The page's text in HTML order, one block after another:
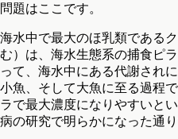
問題はここです。
海水中で最大のほ乳類である
む）は、海水生態系の捕食ピ
って、海水中にある代謝され
小魚、そして大魚に至る過程
ラで最大濃度になりやすいと
病の研究で明らかになった通り